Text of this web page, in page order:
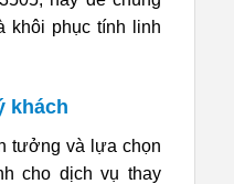
khôi phục tính linh
khách
tưởng và lựa chọn
cho dịch vụ thay